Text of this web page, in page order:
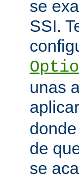
se
SSI.
unas
aplicar
de
se